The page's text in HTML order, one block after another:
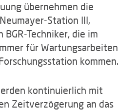
übernehmen die
Station III,
Techniker, die im
für Wartungsarbeiten
kommen.
kontinuierlich mit
Zeitverzögerung an das